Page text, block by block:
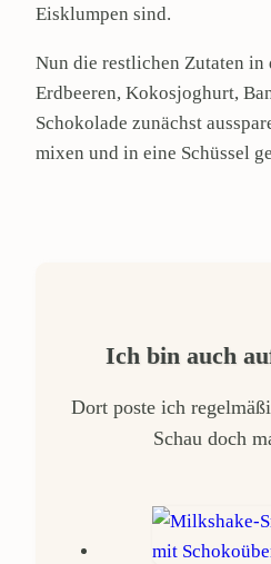
Eisklumpen sind.
Nun die restlichen Zutaten in
Erdbeeren, Kokosjoghurt,
Schokolade zunächst
mixen und in eine Schüssel
Ich bin auch
Dort poste ich
Schau doch